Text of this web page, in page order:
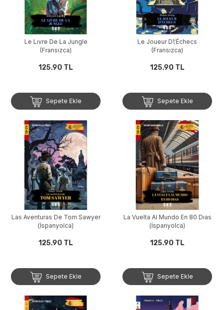
Le Lıvre De La Jungle
(Fransızca)
125.90 TL
Sepete Ekle
Le Joueur D\'Échecs
(Fransızca)
125.90 TL
Sepete Ekle
Las Aventuras De Tom Sawyer
(İspanyolca)
125.90 TL
Sepete Ekle
La Vuelta Al Mundo En 80 Dıas
(İspanyolca)
125.90 TL
Sepete Ekle